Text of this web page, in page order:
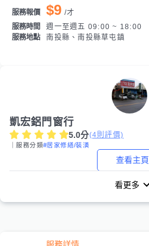
服務報價 $9 /才
服務時間
週一至週五 09:00 ~ 18:00
服務地點
南投縣、南投縣草屯鎮
凱宏鋁門窗行
5.0分(4則評價)
｜服務分類#居家修繕/裝潢
查看主頁
看更多